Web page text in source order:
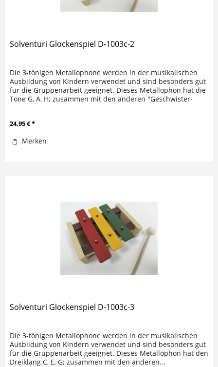
Solventuri Glockenspiel D-1003c-2
Die 3-tönigen Metallophone werden in der musikalischen
Ausbildung von Kindern verwendet und sind besonders gut
für die Gruppenarbeit geeignet. Dieses Metallophon hat die
Töne G, A, H; zusammen mit den anderen "Geschwister-
24,95 € *
Merken
Solventuri Glockenspiel D-1003c-3
Die 3-tönigen Metallophone werden in der musikalischen
Ausbildung von Kindern verwendet und sind besonders gut
für die Gruppenarbeit geeignet. Dieses Metallophon hat den
Dreiklang C, E, G; zusammen mit den anderen...